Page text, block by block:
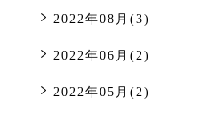
2022年08月(3)
2022年06月(2)
2022年05月(2)